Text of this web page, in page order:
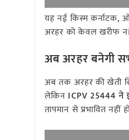
यह नई किस्म कर्नाटक,
अरहर को केवल खरीफ
अब अरहर बनेगी
अब तक अरहर की खेती
लेकिन ICPV 25444 ने
तापमान से प्रभावित नहीं